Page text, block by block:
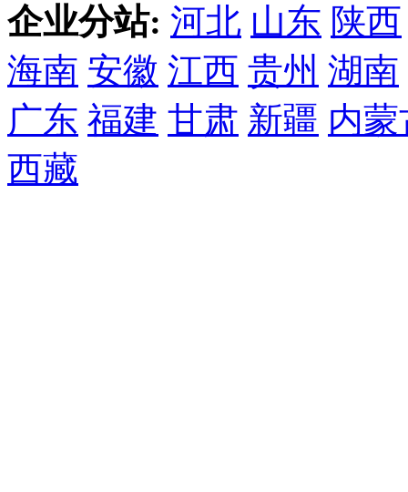
企业分站: 河北 山东 陕西
海南 安徽 江西 贵州 湖南
广东 福建 甘肃 新疆 内蒙
西藏